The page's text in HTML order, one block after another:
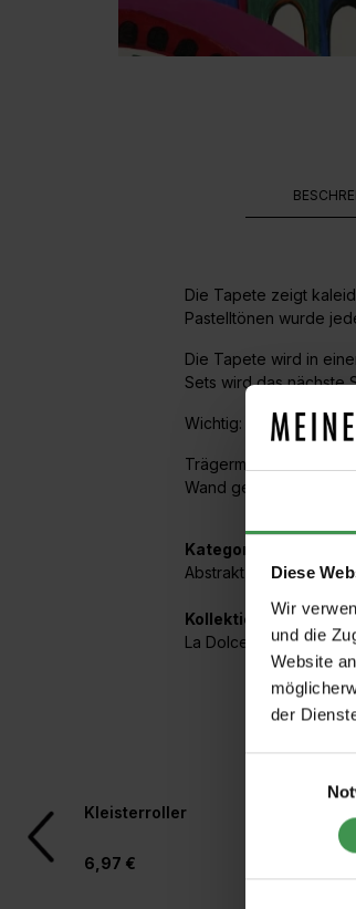
Diese
Wir
und die
Website
der
Die Tapete zeigt
Pastelltönen wurde
Die Tapete wird in
Sets wird das nächste
Wichtig: Die Tapete
Trägermaterial ist ein
Wand geklebt.
Kategorien:
Abstrakt
Gezeichnet /
Kollektionen mit
La Dolce Vita
Produktgalerie überspringen
Kleisterroller
6,97 €